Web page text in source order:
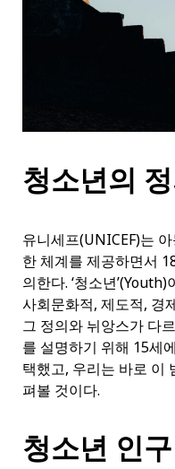
청소년의
유니세프(UNICEF)는
한 체계를 제공하면서
의한다. ‘청소년
사회문화적, 제도적, 경
그 정의와 뉘앙스가 다
를 설명하기 위해 15세
택했고, 우리는 바로 이
펴볼 것이다.
청소년 인